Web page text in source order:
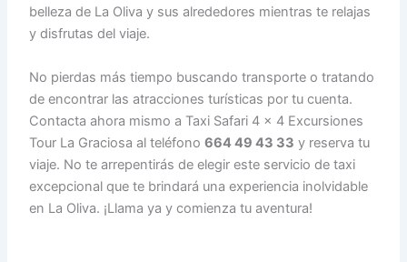
belleza de La Oliva y sus alrededores mientras te relajas
y disfrutas del viaje.
No pierdas más tiempo buscando transporte o tratando
de encontrar las atracciones turísticas por tu cuenta.
Contacta ahora mismo a Taxi Safari 4 x 4 Excursiones
Tour La Graciosa al teléfono664 49 43 33 y reserva tu
viaje. No te arrepentirás de elegir este servicio de taxi
excepcional que te brindará una experiencia inolvidable
en La Oliva. ¡Llama ya y comienza tu aventura!